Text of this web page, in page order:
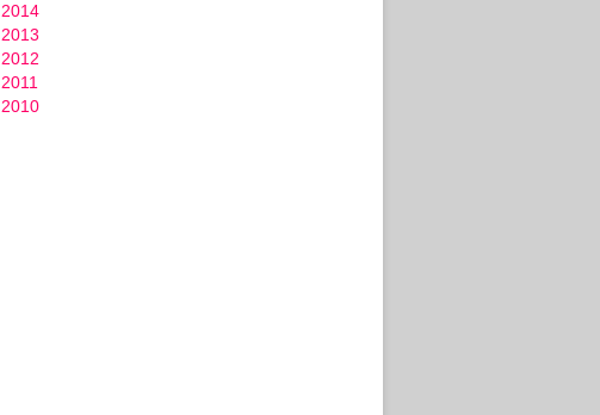
2014
2013
2012
2011
2010